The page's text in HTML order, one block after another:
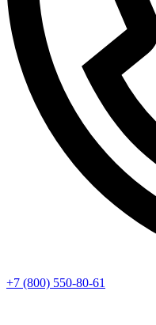
+7 (800) 550-80-61